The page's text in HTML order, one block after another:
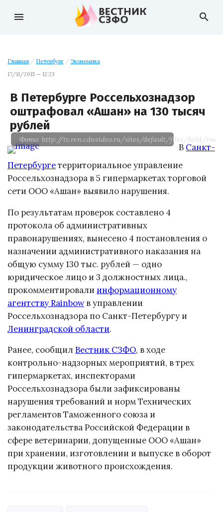
menu search
Главная / Петербург / Экономика
17/11/2015 — 12:23
В Петербурге Россельхознадзор
оштрафовал «Ашан» на 130 тысяч
рублей
Фото: http://tv.ren.cdnvideo.ru/sites/default/files/field/
В Санкт-
Петербургетерриториальное управление
Россельхознадзора в 5 гипермаркетах торговой
сети ООО «Ашан» выявило нарушения.
По результатам проверок составлено 4
протокола об административных
правонарушениях, вынесено 4 постановления о
назначении административного наказания на
общую сумму 130 тыс. рублей — одно
юридическое лицо и 3 должностных лица.,
прокомментировали информационному
агентству Rainbowв управлении
Россельхознадзора по Санкт-Петербургу и
Ленинградской области.
Ранее, сообщил Вестник СЗФО, в ходе
контрольно-надзорных мероприятий, в трех
гипермаркетах, инспекторами
Россельхознадзора были зафиксированы
нарушения требований и норм Технических
регламентов Таможенного союза и
законодательства Российской Федерации в
сфере ветеринарии, допущенные ООО «Ашан»
при хранении, изготовлении и выпуске в оборот
продукции животного происхождения.